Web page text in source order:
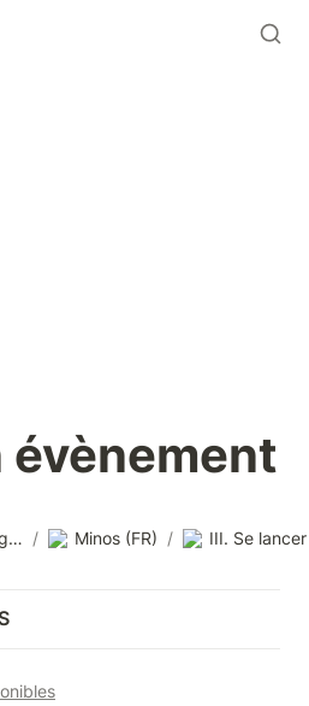
évènement
Minotaure • Knowledge base / Minos (FR) /